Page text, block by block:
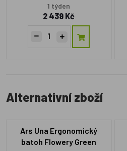
1 týden
2 439 Kč
Alternativní zboží
Ars Una Ergonomický
batoh Flowery Green